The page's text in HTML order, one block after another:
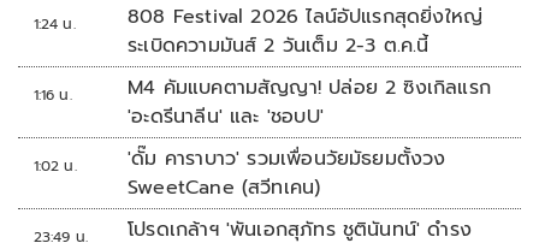
1:24 น.
808 Festival 2026 ไลน์อัปแรกสุดยิ่งใหญ่
ระเบิดความมันส์ 2 วันเต็ม 2-3 ต.ค.นี้
1:16 น.
M4 คัมแบคตามสัญญา! ปล่อย 2 ซิงเกิลแรก
'อะดรีนาลีน' และ 'ชอบU'
1:02 น.
'ดั๊ม คาราบาว' รวมเพื่อนวัยมัธยมตั้งวง
SweetCane (สวีทเคน)
23:49 น.
โปรดเกล้าฯ 'พันเอกสุภัทร ชูตินันทน์' ดำรง